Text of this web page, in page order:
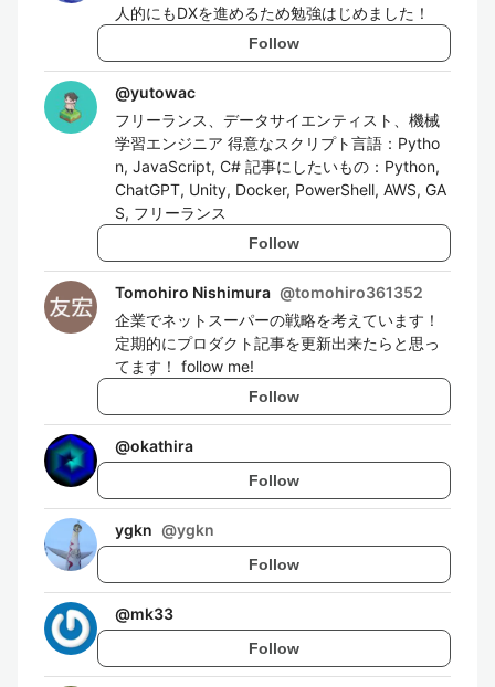
人的にもDXを進めるため勉強はじめました！
Follow
@yutowac
フリーランス、データサイエンティスト、機械
学習エンジニア 得意なスクリプト言語：Pytho
n, JavaScript, C# 記事にしたいもの：Python,
ChatGPT, Unity, Docker, PowerShell, AWS, GA
S, フリーランス
Follow
Tomohiro Nishimura @tomohiro361352
企業でネットスーパーの戦略を考えています！
定期的にプロダクト記事を更新出来たらと思っ
てます！ follow me!
Follow
@okathira
Follow
ygkn @ygkn
Follow
@mk33
Follow